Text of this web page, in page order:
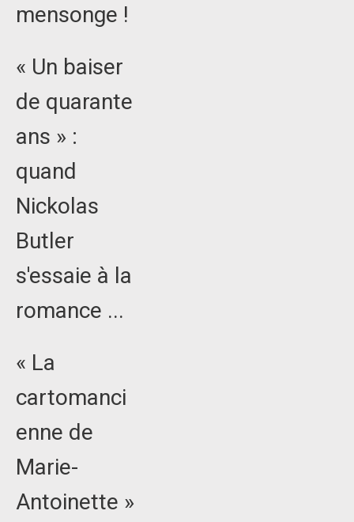
mensonge !
« Un baiser
de quarante
ans » :
quand
Nickolas
Butler
s'essaie à la
romance ...
« La
cartomanci
enne de
Marie-
Antoinette »